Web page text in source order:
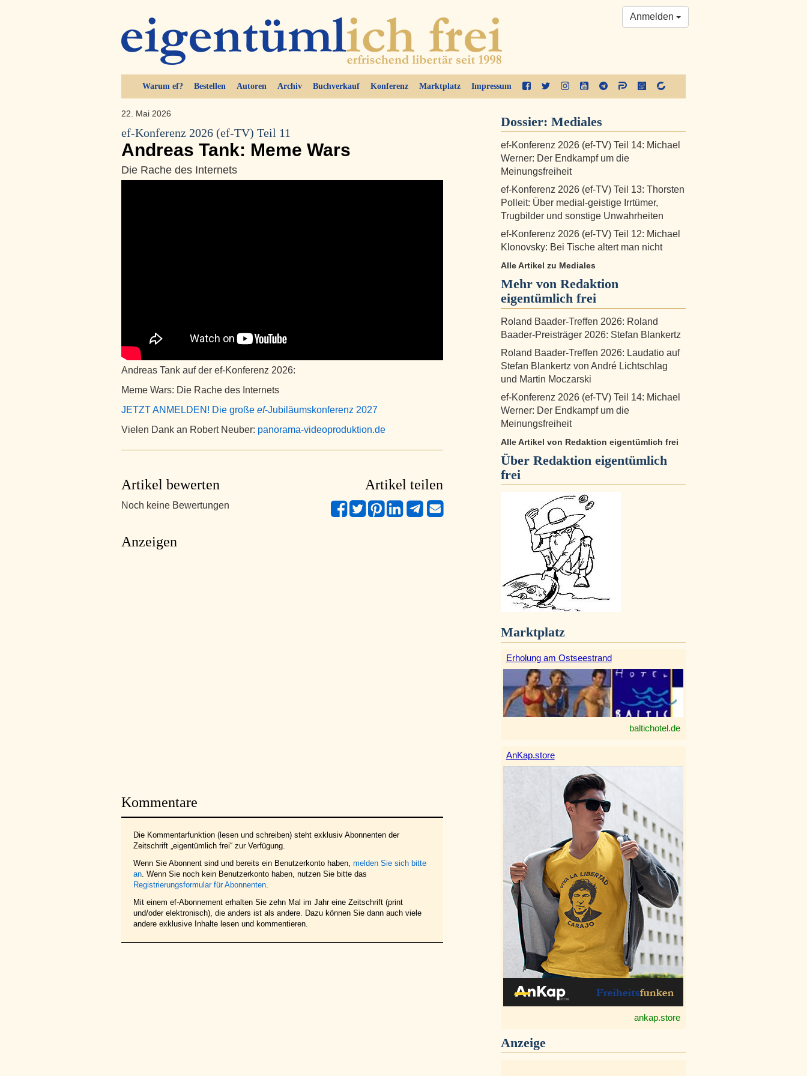
Warum ef? Bestellen Autoren Archiv Buchverkauf Konferenz Marktplatz Impressum
Anmelden
22. Mai 2026
ef-Konferenz 2026 (ef-TV) Teil 11
Andreas Tank: Meme Wars
Die Rache des Internets
Andreas Tank auf der ef-Konferenz 2026:
Meme Wars: Die Rache des Internets
JETZT ANMELDEN! Die große ef-Jubiläumskonferenz 2027
Vielen Dank an Robert Neuber: panorama-videoproduktion.de
Artikel bewerten
Noch keine Bewertungen
Artikel teilen
Anzeigen
Kommentare
Die Kommentarfunktion (lesen und schreiben) steht exklusiv Abonnenten der
Zeitschrift „eigentümlich frei“ zur Verfügung.
Wenn Sie Abonnent sind und bereits ein Benutzerkonto haben, melden Sie sich bitte
an. Wenn Sie noch kein Benutzerkonto haben, nutzen Sie bitte das
Registrierungsformular für Abonnenten.
Mit einem ef-Abonnement erhalten Sie zehn Mal im Jahr eine Zeitschrift (print
und/oder elektronisch), die anders ist als andere. Dazu können Sie dann auch viele
andere exklusive Inhalte lesen und kommentieren.
Dossier: Mediales
ef-Konferenz 2026 (ef-TV) Teil 14: Michael
Werner: Der Endkampf um die
Meinungsfreiheit
ef-Konferenz 2026 (ef-TV) Teil 13: Thorsten
Polleit: Über medial-geistige Irrtümer,
Trugbilder und sonstige Unwahrheiten
ef-Konferenz 2026 (ef-TV) Teil 12: Michael
Klonovsky: Bei Tische altert man nicht
Alle Artikel zu Mediales
Mehr von Redaktion
eigentümlich frei
Roland Baader-Treffen 2026: Roland
Baader-Preisträger 2026: Stefan Blankertz
Roland Baader-Treffen 2026: Laudatio auf
Stefan Blankertz von André Lichtschlag
und Martin Moczarski
ef-Konferenz 2026 (ef-TV) Teil 14: Michael
Werner: Der Endkampf um die
Meinungsfreiheit
Alle Artikel von Redaktion eigentümlich frei
Über Redaktion eigentümlich
frei
Marktplatz
Erholung am Ostseestrand
baltichotel.de
AnKap.store
ankap.store
Anzeige